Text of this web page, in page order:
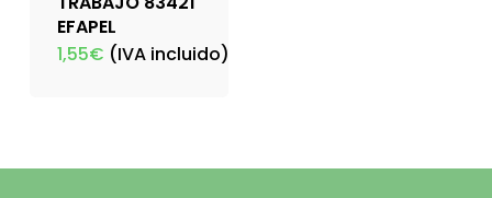
EFAPEL
1,55€ (IVA incluido)